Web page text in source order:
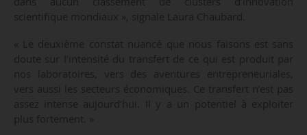
scientifique mondiaux », signale Laura Chaubard.
« Le deuxième constat nuancé que nous faisons est sans
doute sur l’intensité du transfert de ce qui est produit par
nos laboratoires, vers des aventures entrepreneuriales,
vers aussi les secteurs économiques. Ce transfert n’est pas
assez intense aujourd’hui. Il y a un potentiel à exploiter
plus fortement. »